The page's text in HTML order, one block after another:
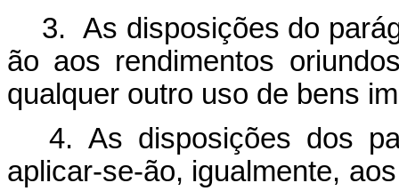
3. As disposições do
ão aos rendimentos
qualquer outro uso de bens
4. As disposições dos
aplicar-se-ão, igualmente,